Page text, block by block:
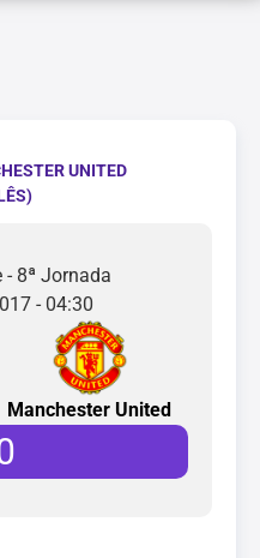
UNITED
- 8ª Jornada
- 04:30
Manchester United